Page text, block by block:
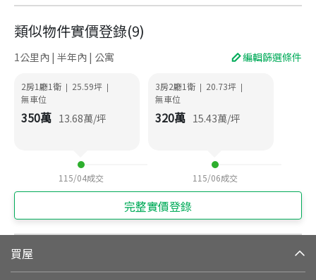
類似物件實價登錄(9)
1公里內 | 半年內 | 公寓 編輯篩選條件
2房1廳1衛 | 25.59坪 |
無車位
350萬 13.68萬/坪
115/04成交
3房2廳1衛 | 20.73坪 |
無車位
320萬 15.43萬/坪
115/06成交
完整實價登錄
買屋